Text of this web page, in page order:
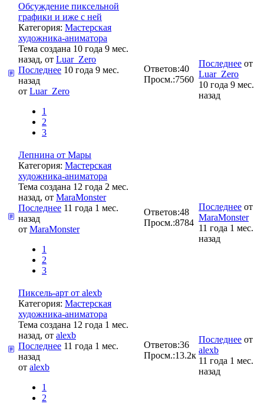
Обсуждение пиксельной
графики и иже с ней
Категория: Мастерская
художника-аниматора
Тема создана 10 года 9 мес.
назад, от Luar_Zero
Последнее 10 года 9 мес.
назад
от Luar_Zero
1
2
3
Ответов:40
Просм.:7560
Последнее от
Luar_Zero
10 года 9 мес.
назад
Лепнина от Мары
Категория: Мастерская
художника-аниматора
Тема создана 12 года 2 мес.
назад, от MaraMonster
Последнее 11 года 1 мес.
назад
от MaraMonster
1
2
3
Ответов:48
Просм.:8784
Последнее от
MaraMonster
11 года 1 мес.
назад
Пиксель-арт от alexb
Категория: Мастерская
художника-аниматора
Тема создана 12 года 1 мес.
назад, от alexb
Последнее 11 года 1 мес.
назад
от alexb
1
2
Ответов:36
Просм.:13.2к
Последнее от
alexb
11 года 1 мес.
назад